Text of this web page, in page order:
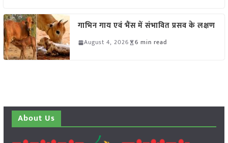
गाभिन गाय एवं भैंस में संभावित प्रसव के लक्षण
August 4, 2026 6 min read
About Us